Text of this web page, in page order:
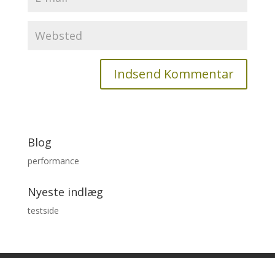
Blog
performance
Nyeste indlæg
testside